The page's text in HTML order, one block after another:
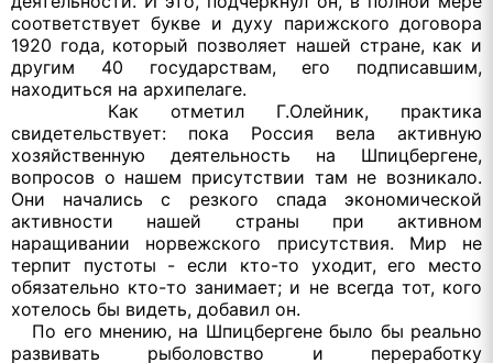
соответствует букве и духу парижского договора
1920 года, который позволяет нашей стране, как и
другим 40 государствам, его подписавшим,
находиться на архипелаге.
Как отметил Г.Олейник, практика
свидетельствует: пока Россия вела активную
хозяйственную деятельность на Шпицбергене,
вопросов о нашем присутствии там не возникало.
Они начались с резкого спада экономической
активности нашей страны при активном
наращивании норвежского присутствия. Мир не
терпит пустоты - если кто-то уходит, его место
обязательно кто-то занимает; и не всегда тот, кого
хотелось бы видеть, добавил он.
По его мнению, на Шпицбергене было бы реально
развивать рыболовство и переработку